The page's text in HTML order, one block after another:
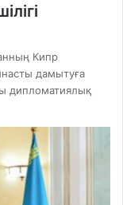
Кипр
дамытуға
дипломатиялық